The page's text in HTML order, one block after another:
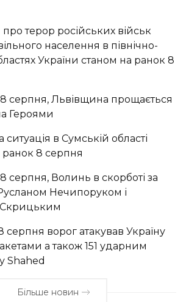
терор російських військ
населення в північно-
України станом на ранок 8
8 серпня, Львівщина прощається
Героями
ситуація в Сумській області
ранок 8 серпня
серпня, Волинь в скорботі за
Нечипоруком і
Скрицьким
серпня ворог атакував Україну
а також 151 ударним
Shahed
Більше новин